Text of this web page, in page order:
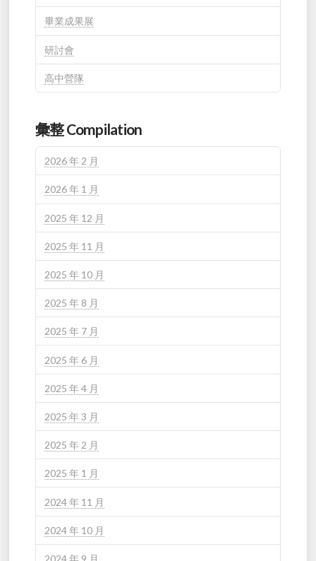
畢業成果展
研討會
高中營隊
彙整 Compilation
2026 年 2 月
2026 年 1 月
2025 年 12 月
2025 年 11 月
2025 年 10 月
2025 年 8 月
2025 年 7 月
2025 年 6 月
2025 年 4 月
2025 年 3 月
2025 年 2 月
2025 年 1 月
2024 年 11 月
2024 年 10 月
2024 年 9 月